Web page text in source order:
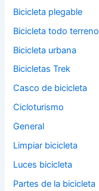
Bicicleta plegable
Bicicleta todo terreno
Bicicleta urbana
Bicicletas Trek
Casco de bicicleta
Cicloturismo
General
Limpiar bicicleta
Luces bicicleta
Partes de la bicicleta